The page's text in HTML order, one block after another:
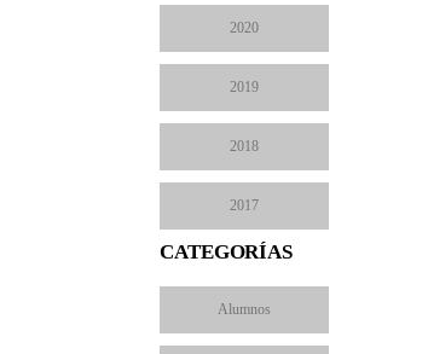
2020
2019
2018
2017
CATEGORÍAS
Alumnos